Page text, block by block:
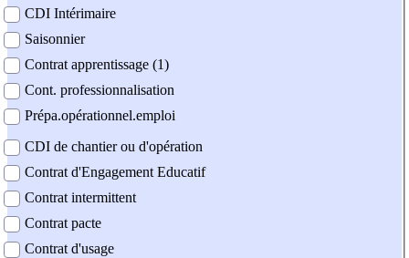
CDI Intérimaire
Saisonnier
Contrat apprentissage (1)
Cont. professionnalisation
Prépa.opérationnel.emploi
CDI de chantier ou d'opération
Contrat d'Engagement Educatif
Contrat intermittent
Contrat pacte
Contrat d'usage